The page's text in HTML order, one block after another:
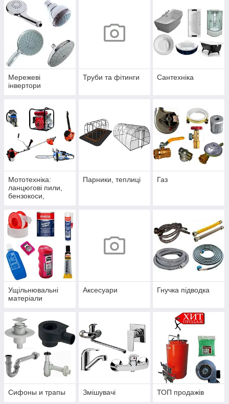
Мережеві
інвертори
Труби та фітинги Сантехніка
Мототехніка:
ланцюгові пили,
бензокоси,
повітродувки
Парники, теплиці Газ
Ущільнювальні
матеріали
Аксесуари Гнучка підводка
Сифоны и трапы Змішувачі ТОП продажів